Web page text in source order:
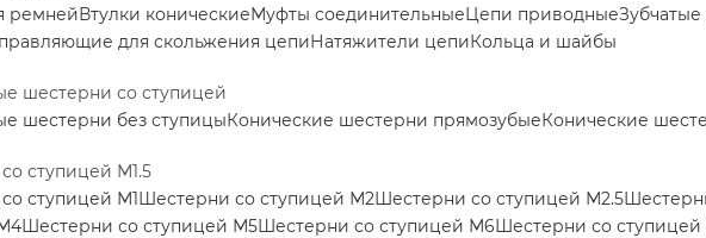
ремнейВтулки коническиеМуфты соединительныеЦепи приводные
для скольжения цепиНатяжители цепиКольца и шайбы
шестерни со ступицей
шестерни без ступицыКонические шестерни прямозубыеКонические
ступицей М1.5
ступицей М1Шестерни со ступицей М2Шестерни со ступицей М2.5
Шестерни со ступицей М5Шестерни со ступицей М6Шестерни со